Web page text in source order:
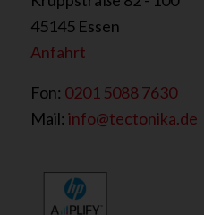
45145 Essen
Anfahrt
Fon: 0201 5088 7630
Mail: info@tectonika.de